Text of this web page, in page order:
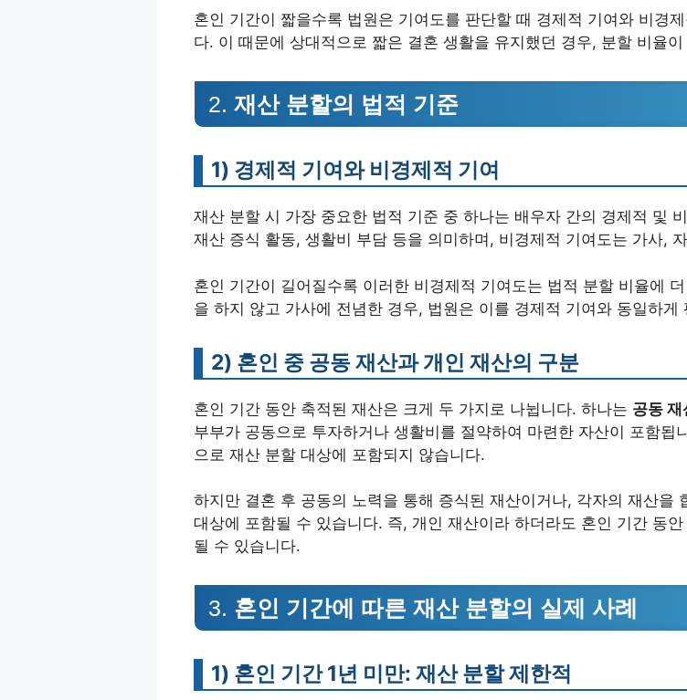
혼인 기간이 짧을수록 법원은 기여도를 판단할 때 경제적 기여와 비경
다. 이 때문에 상대적으로 짧은 결혼 생활을 유지했던 경우, 분할 비율
2. 재산 분할의 법적 기준
1) 경제적 기여와 비경제적 기여
재산 분할 시 가장 중요한 법적 기준 중 하나는 배우자 간의 경제적 및
재산 증식 활동, 생활비 부담 등을 의미하며, 비경제적 기여도는 가사,
혼인 기간이 길어질수록 이러한 비경제적 기여도는 법적 분할 비율에
을 하지 않고 가사에 전념한 경우, 법원은 이를 경제적 기여와 동일하게
2) 혼인 중 공동 재산과 개인 재산의 구분
혼인 기간 동안 축적된 재산은 크게 두 가지로 나뉩니다. 하나는 공동 재
부부가 공동으로 투자하거나 생활비를 절약하여 마련한 자산이 포함됩
으로 재산 분할 대상에 포함되지 않습니다.
하지만 결혼 후 공동의 노력을 통해 증식된 재산이거나, 각자의 재산을
대상에 포함될 수 있습니다. 즉, 개인 재산이라 하더라도 혼인 기간 동
될 수 있습니다.
3. 혼인 기간에 따른 재산 분할의 실제 사례
1) 혼인 기간 1년 미만: 재산 분할 제한적